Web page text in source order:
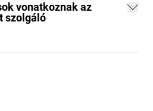
vonatkoznak az
szolgáló